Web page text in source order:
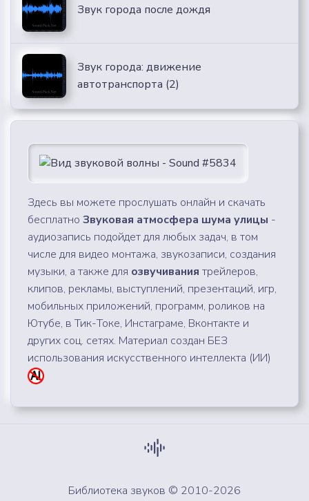
Звук города после дождя
Звук города: движение
автотранспорта (2)
Здесь вы можете прослушать онлайн и скачать
бесплатно Звуковая атмосфера шума улицы -
аудиозапись подойдет для любых задач, в том
числе для видео монтажа, звукозаписи, создания
музыки, а также для озвучивания трейлеров,
клипов, рекламы, выступлений, презентаций, игр,
мобильных приложений, программ, роликов на
Ютубе, в Тик-Токе, Инстаграме, Вконтакте и
других соц. сетях. Материал создан БЕЗ
использования искусственного интеллекта (ИИ)
Библиотека звуков © 2010-2026